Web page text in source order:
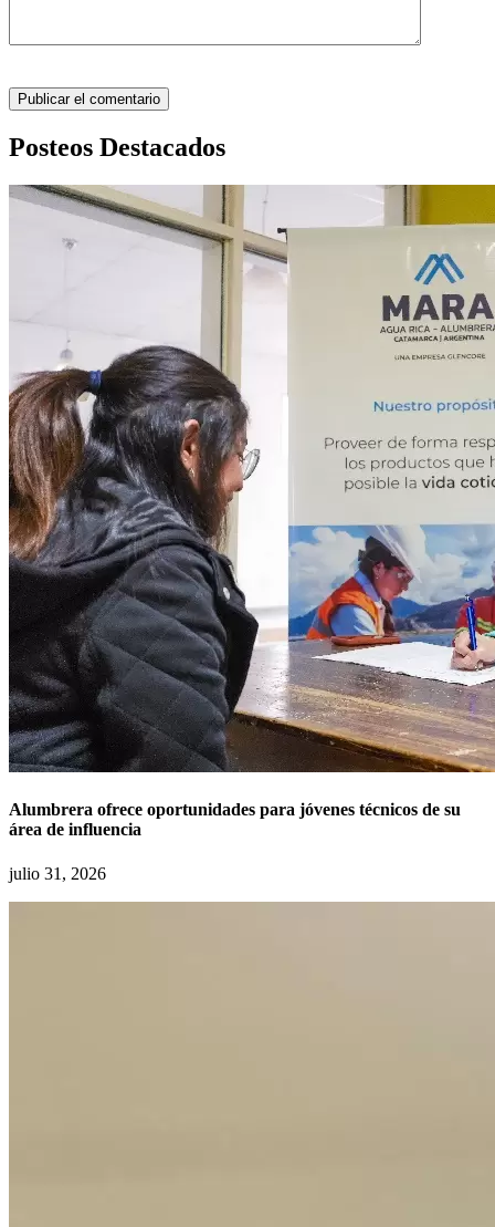
Posteos Destacados
Alumbrera ofrece oportunidades para jóvenes técnicos de su
área de influencia
julio 31, 2026